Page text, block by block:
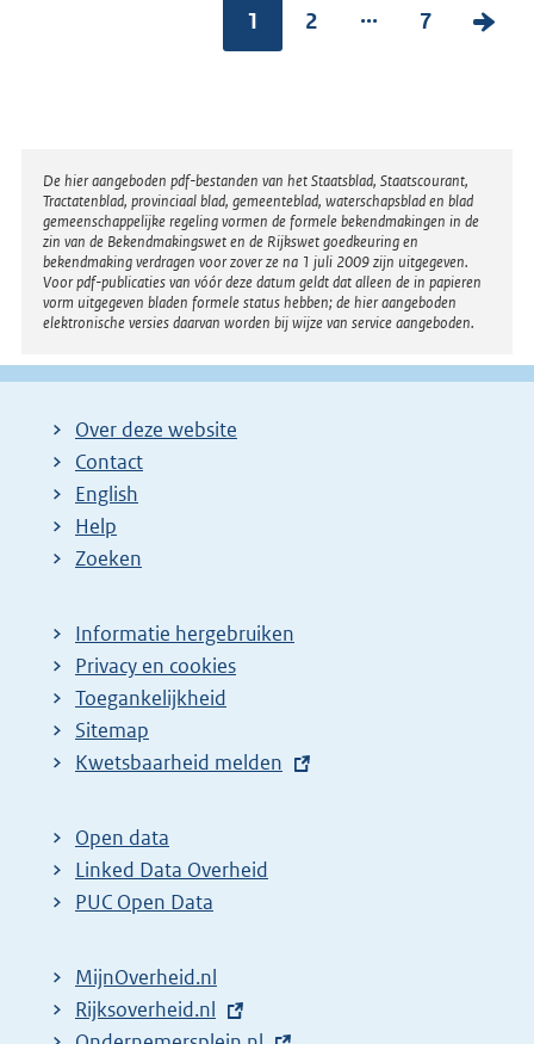
1 2 ... 7
V
g
Disclaimer
De hier aangeboden pdf-bestanden van het Staatsblad, Staatscourant,
Tractatenblad, provinciaal blad, gemeenteblad, waterschapsblad en blad
gemeenschappelijke regeling vormen de formele bekendmakingen in de
zin van de Bekendmakingswet en de Rijkswet goedkeuring en
bekendmaking verdragen voor zover ze na 1 juli 2009 zijn uitgegeven.
Voor pdf-publicaties van vóór deze datum geldt dat alleen de in papieren
vorm uitgegeven bladen formele status hebben; de hier aangeboden
elektronische versies daarvan worden bij wijze van service aangeboden.
Over deze website
Contact
English
Help
Zoeken
Informatie hergebruiken
Privacy en cookies
Toegankelijkheid
Sitemap
E
t
e
r
l
i
Kwetsbaarheid melden
Open data
Linked Data Overheid
PUC Open Data
MijnOverheid.nl
E
Rijksoverheid.nl